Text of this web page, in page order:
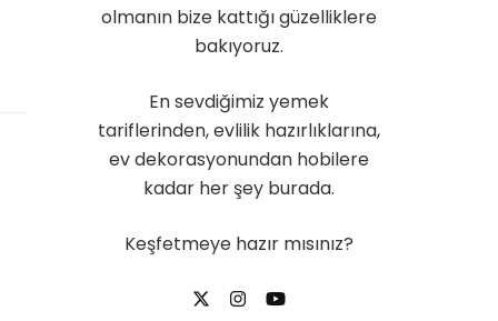
olmanın bize kattığı güzelliklere
bakıyoruz.
En sevdiğimiz yemek
tariflerinden, evlilik hazırlıklarına,
ev dekorasyonundan hobilere
kadar her şey burada.
Keşfetmeye hazır mısınız?